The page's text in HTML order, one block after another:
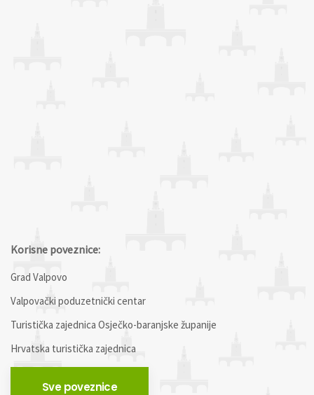
Korisne poveznice:
Grad Valpovo
Valpovački poduzetnički centar
Turistička zajednica Osječko-baranjske županije
Hrvatska turistička zajednica
Sve poveznice